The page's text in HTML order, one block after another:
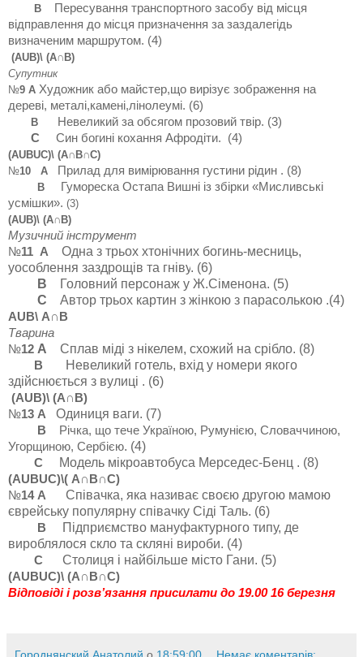
В Пересування транспортного засобу від місця
відправлення до місця призначення за заздалегідь
визначеним маршрутом. (4)
(АUВ)\ (А∩В)
Супутник
№9 А Художник або майстер,що вирізує зображення на
дереві, металі,камені,лінолеумі. (6)
В Невеликий за обсягом прозовий твір. (3)
С
Син богині кохання Афродіти. (4)
(АUВUС)\ (А∩В∩С)
№10 А Прилад для вимірювання густини рідин . (8)
В
Гумореска Остапа Вишні із збірки «Мисливські
усмішки». (3)
(АUВ)\ (А∩В)
Музичний інструмент
№11 А Одна з трьох хтонічних богинь-месниць,
уособлення заздрощів та гніву. (6)
В
Головний персонаж у Ж.Сіменона. (5)
С
Автор трьох картин з жінкою з парасолькою .(4)
АUВ\ А∩В
Тварина
№12 А Сплав міді з нікелем, схожий на срібло. (8)
В Невеликий готель, вхід у номери якого
здійснюється з вулиці . (6)
(АUВ)\ (А∩В)
№13 А Одиниця ваги. (7)
В
Річка, що тече Україною, Румунією, Словаччиною,
Угорщиною, Сербією. (4)
С Модель мікроавтобуса Мерседес-Бенц . (8)
(АU ВUС)\( А∩В∩С)
№14 А
Співачка, яка називає своєю другою мамою
єврейську популярну співачку Сіді Таль. (6)
В П ідприємство мануфактурного типу, де
вироблялося скло та скляні вироби. (4)
С Столиця і найбільше місто Гани. (5)
(АU ВUС)\ (А∩В∩С)
Відповіді і розв’язання присилати до 19.00 16 березня